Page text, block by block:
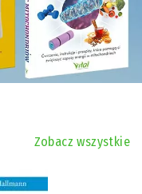
Zobacz wszystkie